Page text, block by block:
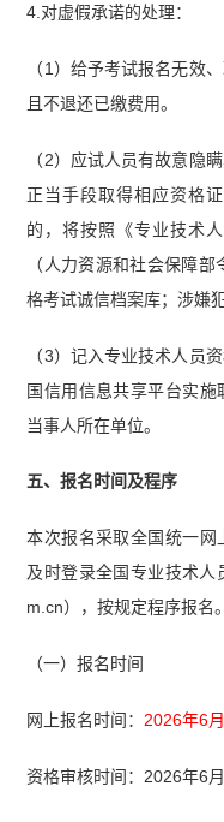
4.对虚假承诺的处理：
（1）给予考试报名无效
且不退还已缴费用。
（2）应试人员有故意隐
正当手段取得相应资格
的，将按照《专业技术
（人力资源和社会保障
格考试诚信档案库；涉嫌
（3）记入专业技术人员
国信用信息共享平台实
当事人所在单位。
五、报名时间及程序
本次报名采取全国统一网
及时登录全国专业技术人
m.cn），按规定程序报名。
（一）报名时间
网上报名时间： 2026年6
资格审核时间：2026年6